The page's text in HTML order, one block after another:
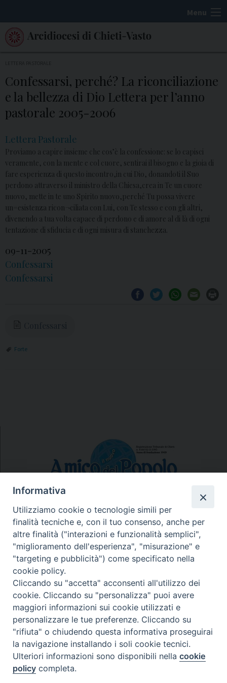
k
Menu
Confessarsi, perché? La riconciliazione
e la bellezza di Dio Lettera per l’anno
pastorale 2005-2006
Lettera Pastorale
Proviamo a capire insieme che cos’è la confessione: se lo capisci
veramente, con la mente e col cuore, sentirai il bisogno e la gioia di
fare esperienza di questo incontro,in cui Dio, donandoti il Suo
perdono attraverso il ministro della Chiesa,crea in Te un cuore
nuovo, mette in te uno Spirito nuovo,perché Tu possa vivere
un=esistenza ricon¬ciliata con Lui, con Te stesso e con gli altri,
divenendo a tua volta capace di perdono e di amore al di là di ogni
tentazione di sfiducia e di ogni misura di stanchezza.
09-11-2005
Confessarsi
Confessarsi
Forte
N.7/8 LUGLIO AGOSTO
N. 6 GIUGNO 2026
N°5 MAGGIO 2026
N° 4 APRILE 2026
Informativa
Utilizziamo cookie o tecnologie simili per
finalità tecniche e, con il tuo consenso, anche per
altre finalità ("interazioni e funzionalità semplici",
"miglioramento dell'esperienza", "misurazione" e
"targeting e pubblicità") come specificato nella
cookie policy.
Cliccando su "accetta" acconsenti all'utilizzo dei
cookie. Cliccando su "personalizza" puoi avere
maggiori informazioni sui cookie utilizzati e
personalizzare le tue preferenze. Cliccando su
"rifiuta" o chiudendo questa informativa proseguirai
la navigazione installando i soli cookie tecnici.
Ulteriori informazioni sono disponibili nellacookie
policy completa.